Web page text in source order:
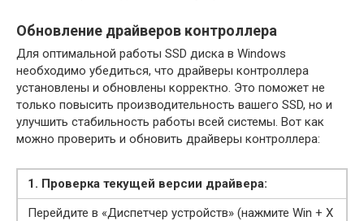
Обновление драйверов контроллера
Для оптимальной работы SSD диска в Windows
необходимо убедиться, что драйверы контроллера
установлены и обновлены корректно. Это поможет не
только повысить производительность вашего SSD, но и
улучшить стабильность работы всей системы. Вот как
можно проверить и обновить драйверы контроллера:
1. Проверка текущей версии драйвера:
Перейдите в «Диспетчер устройств» (нажмите Win + X